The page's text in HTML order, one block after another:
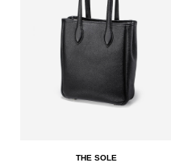
THE SOLE